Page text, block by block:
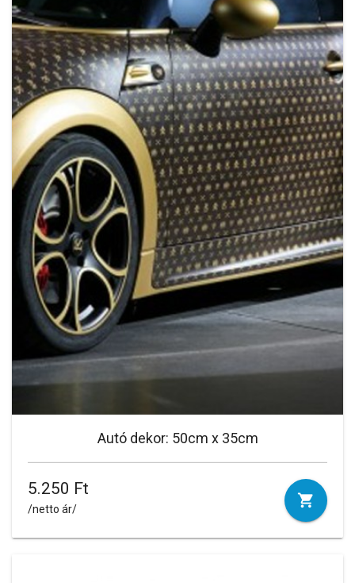
Autó dekor: 50cm x 35cm
5.250 Ft
/netto ár/